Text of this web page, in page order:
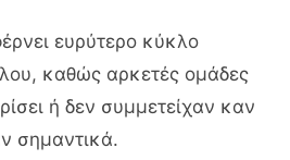
ευρύτερο κύκλο
καθώς αρκετές ομάδες
ή δεν συμμετείχαν καν
σημαντικά.